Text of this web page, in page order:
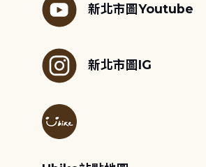
新北市圖Youtube
新北市圖IG